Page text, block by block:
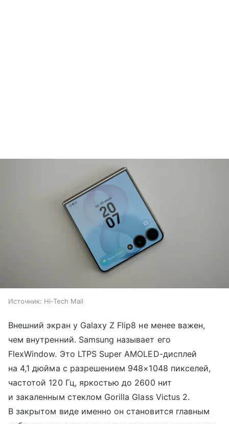
Источник: Hi-Tech Mail
Внешний экран у Galaxy Z Flip8 не менее важен,
чем внутренний. Samsung называет его
FlexWindow. Это LTPS Super AMOLED-дисплей
на 4,1 дюйма с разрешением 948×1048 пикселей,
частотой 120 Гц, яркостью до 2600 нит
и закаленным стеклом Gorilla Glass Victus 2.
В закрытом виде именно он становится главным